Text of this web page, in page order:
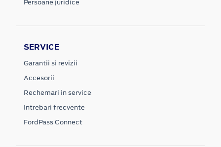
Persoane juridice
SERVICE
Garantii si revizii
Accesorii
Rechemari in service
Intrebari frecvente
FordPass Connect